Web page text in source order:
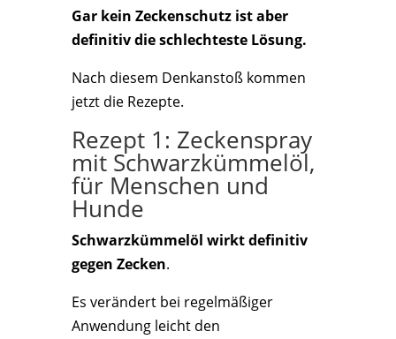
Gar kein Zeckenschutz ist aber
definitiv die schlechteste Lösung.
Nach diesem Denkanstoß kommen
jetzt die Rezepte.
Rezept 1: Zeckenspray
mit Schwarzkümmelöl,
für Menschen und
Hunde
Schwarzkümmelöl wirkt definitiv
gegen Zecken.
Es verändert bei regelmäßiger
Anwendung leicht den